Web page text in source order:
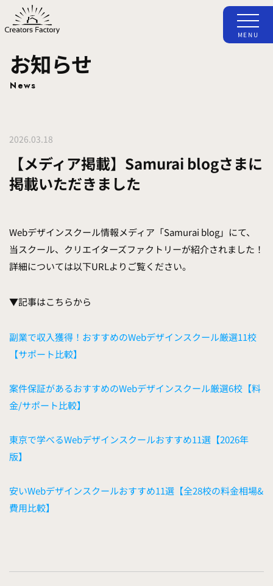
お知らせ
News
MENU
2026.03.18
【メディア掲載】Samurai blogさまに
掲載いただきました
Webデザインスクール情報メディア「Samurai blog」にて、
当スクール、クリエイターズファクトリーが紹介されました！
詳細については以下URLよりご覧ください。
▼記事はこちらから
副業で収入獲得！おすすめのWebデザインスクール厳選11校
【サポート比較】
案件保証があるおすすめのWebデザインスクール厳選6校【料
金/サポート比較】
東京で学べるWebデザインスクールおすすめ11選【2026年
版】
安いWebデザインスクールおすすめ11選【全28校の料金相場&
費用比較】